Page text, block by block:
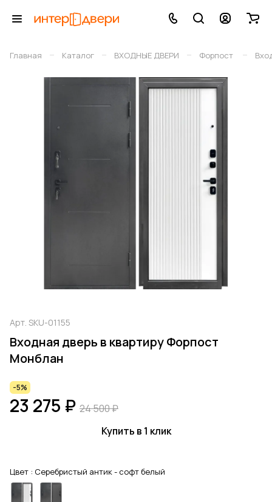
Главная – Каталог – ВХОДНЫЕ ДВЕРИ – Форпост –
Арт. SKU-01155
Входная дверь в квартиру Форпост
Монблан
-5%
23 275 ₽ 24 500 ₽
Купить в 1 клик
Цвет : Серебристый антик - софт белый